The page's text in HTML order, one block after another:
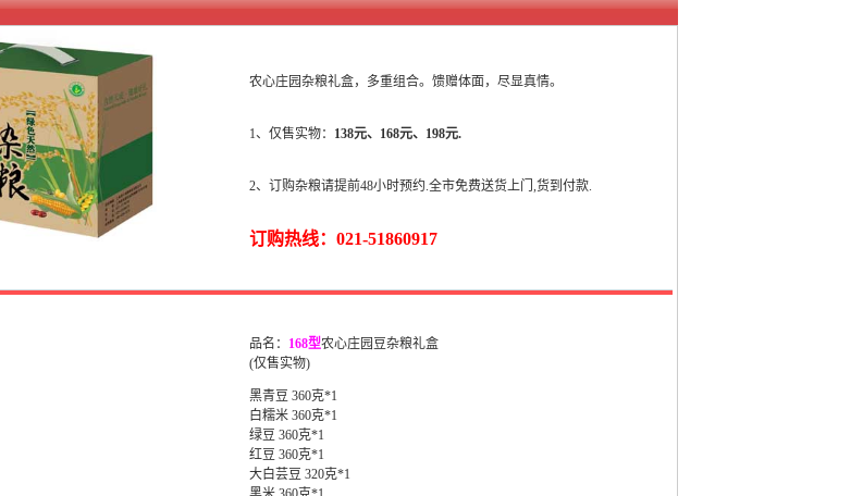
农心庄园杂粮礼盒，多重组合。馈赠体面，尽显真情。
1、仅售实物： 138元、168元、198元.
2、订购杂粮请提前48小时预约.全市免费送货上门,货到付款.
订购热线：021-51860917
品名： 168型农心庄园豆杂粮礼盒
(仅售实物)
黑青豆 360克*1
白糯米 360克*1
绿豆 360克*1
红豆 360克*1
大白芸豆 320克*1